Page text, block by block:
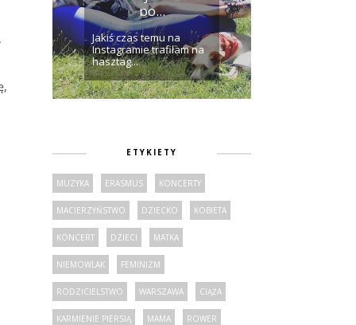
po...
Jakiś czas temu na
Instagramie trafiłam na
hasztag...
ETYKIETY
MUZYKA ERASMUS KONCERTY
MACIERZYŃSTWO DZIECKO KOBIETA
KONCERT DZIECI MATKA
NIEMOWLAK FEMINIZM
RODZICIELSTWO WARSZAWA CIĄŻA
KARMIENIE PIERSIĄ MAMA ROWER